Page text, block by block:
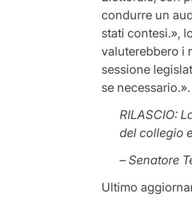
condurre un
stati contesi.»,
valuterebbero i
sessione
se necessario.».
RILASCIO:
del collegio
– Senatore
Ultimo